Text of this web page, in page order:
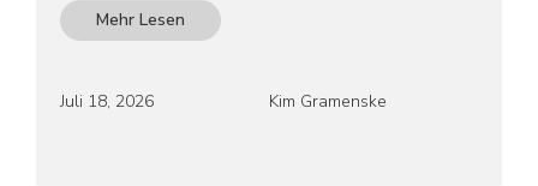
Mehr Lesen
Juli 18, 2026 Kim Gramenske